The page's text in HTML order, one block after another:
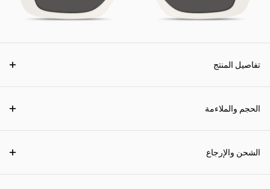
تفاصيل المنتج
الحجم والملاءمة
الشحن والإرجاع